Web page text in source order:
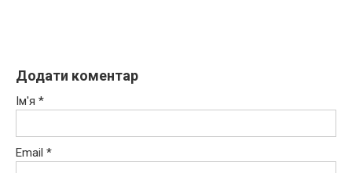
Додати коментар
Ім'я *
Email *